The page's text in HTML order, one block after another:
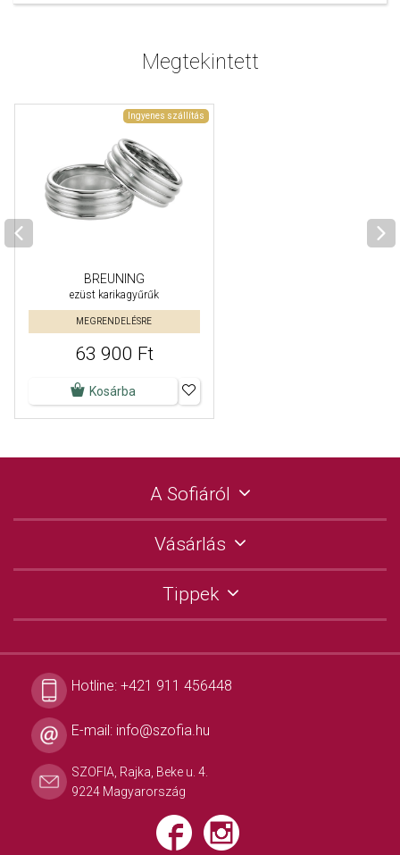
Megtekintett
Ingyenes szállítás
BREUNING
ezüst karikagyűrűk
MEGRENDELÉSRE
63 900 Ft
Kosárba
A Sofiáról
Vásárlás
Tippek
Hotline: +421 911 456448
E-mail: info@szofia.hu
SZOFIA, Rajka, Beke u. 4.
9224 Magyarország